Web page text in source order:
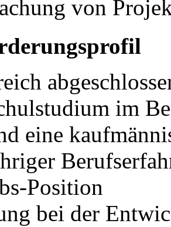
von
im
eine
Position
bei der